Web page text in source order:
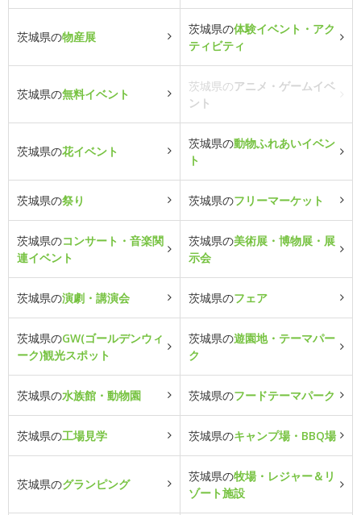
茨城県の物産展
茨城県の体験イベント・アク
ティビティ
茨城県の無料イベント
茨城県のアニメ・ゲームイベ
ント
茨城県の花イベント
茨城県の動物ふれあいイベン
ト
茨城県の祭り 茨城県のフリーマーケット
茨城県のコンサート・音楽関
連イベント
茨城県の美術展・博物展・展
示会
茨城県の演劇・講演会 茨城県のフェア
茨城県のGW(ゴールデンウィ
ーク)観光スポット
茨城県の遊園地・テーマパー
ク
茨城県の水族館・動物園 茨城県のフードテーマパーク
茨城県の工場見学 茨城県のキャンプ場・BBQ場
茨城県のグランピング
茨城県の牧場・レジャー＆リ
ゾート施設